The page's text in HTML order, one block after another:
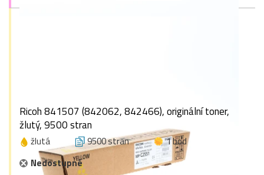
Ricoh 841507 (842062, 842466), originální toner,
žlutý, 9500 stran
žlutá 9500 stran
1 bod
Nedostupné